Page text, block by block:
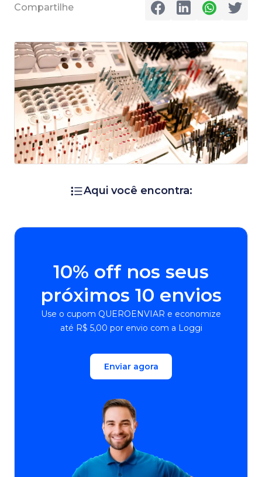
Compartilhe
Aqui você encontra:
10% off nos seus
próximos 10 envios
Use o cupom QUEROENVIAR e economize
até R$ 5,00 por envio com a Loggi
Enviar agora